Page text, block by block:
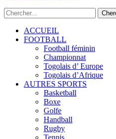
ACCUEIL
FOOTBALL
Football féminin
Championnat
Togolais d’ Europe
Togolais d’Afrique
AUTRES SPORTS
Basketball
Boxe
Golfe
Handball
Rugby
Tennis